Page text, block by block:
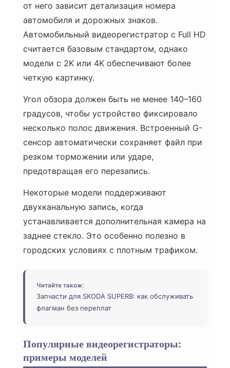
от него зависит детализация номера
автомобиля и дорожных знаков.
Автомобильный видеорегистратор с Full HD
считается базовым стандартом, однако
модели с 2K или 4K обеспечивают более
четкую картинку.
Угол обзора должен быть не менее 140–160
градусов, чтобы устройство фиксировало
несколько полос движения. Встроенный G-
сенсор автоматически сохраняет файл при
резком торможении или ударе,
предотвращая его перезапись.
Некоторые модели поддерживают
двухканальную запись, когда
устанавливается дополнительная камера на
заднее стекло. Это особенно полезно в
городских условиях с плотным трафиком.
Читайте також:
Запчасти для SKODA SUPERB: как обслуживать
флагман без переплат
Популярные видеорегистраторы:
примеры моделей